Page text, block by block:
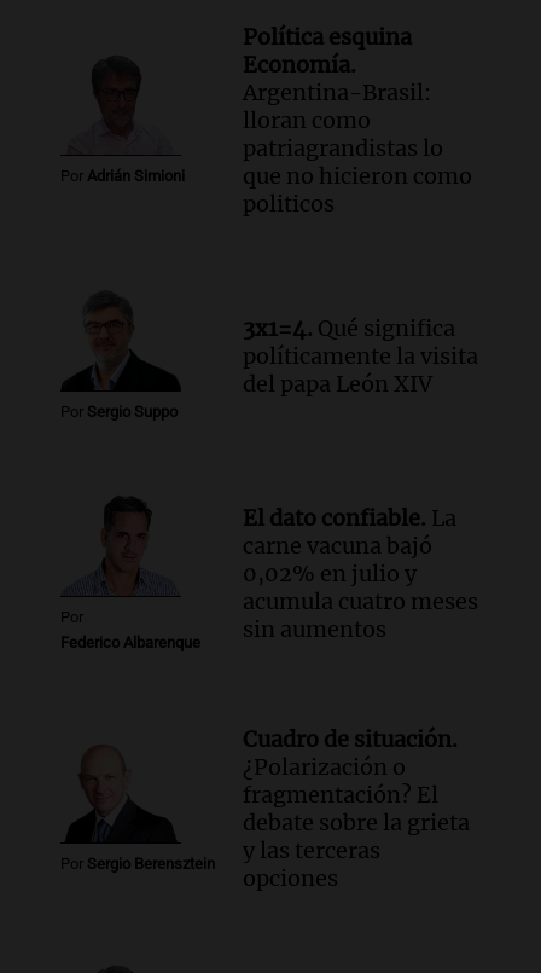
Cadena 3 presentó su nuevo
Estudio Urbano: recorrerá los barrios de
Córdoba
Audio.Cadena 3 anunció sus próximas
coberturas y presentó un nuevo estudio
Por Adrián Simioni
Política esquina
Economía.
Argentina-Brasil:
lloran como
patriagrandistas lo
que no hicieron como
politicos
Por Sergio Suppo
3x1=4. Qué significa
políticamente la visita
del papa León XIV
Por
Federico Albarenque
El dato confiable. La
carne vacuna bajó
0,02% en julio y
acumula cuatro meses
sin aumentos
Por Sergio Berensztein
Cuadro de situación.
¿Polarización o
fragmentación? El
debate sobre la grieta
y las terceras
opciones